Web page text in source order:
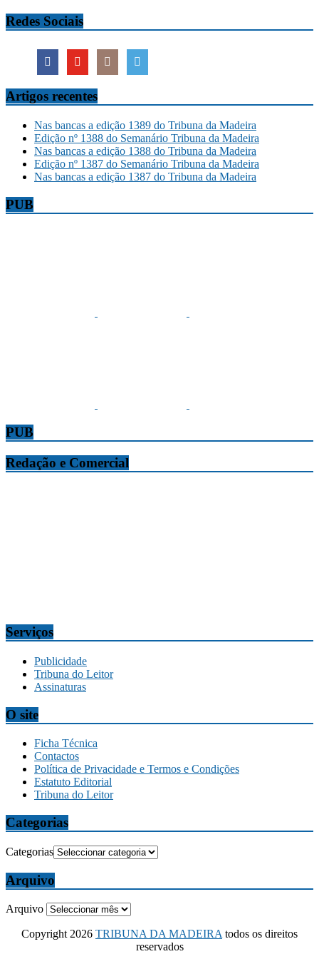
Redes Sociais
Artigos recentes
Nas bancas a edição 1389 do Tribuna da Madeira
Edição nº 1388 do Semanário Tribuna da Madeira
Nas bancas a edição 1388 do Tribuna da Madeira
Edição nº 1387 do Semanário Tribuna da Madeira
Nas bancas a edição 1387 do Tribuna da Madeira
PUB
PUB
Redação e Comercial
Serviços
Publicidade
Tribuna do Leitor
Assinaturas
O site
Ficha Técnica
Contactos
Política de Privacidade e Termos e Condições
Estatuto Editorial
Tribuna do Leitor
Categorias
Categorias
Arquivo
Arquivo
Copyright 2026 TRIBUNA DA MADEIRA todos os direitos
reservados